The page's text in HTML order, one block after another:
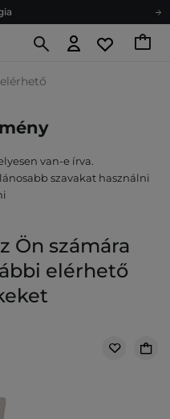
van-e írva.
szavakat használni
Ön számára
elérhető